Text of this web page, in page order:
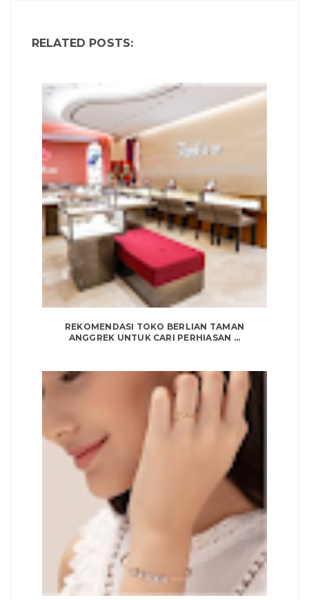
RELATED POSTS:
REKOMENDASI TOKO BERLIAN TAMAN
ANGGREK UNTUK CARI PERHIASAN ...